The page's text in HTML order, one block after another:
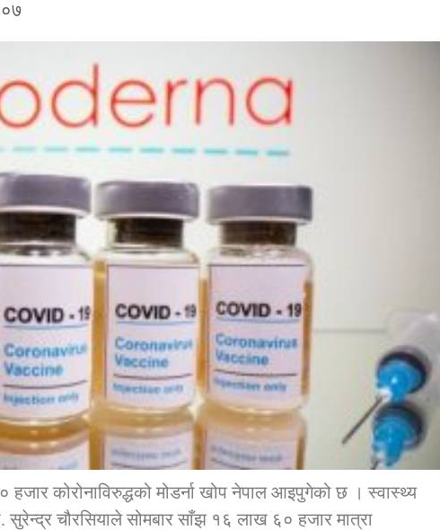
सुचना कार्यक्रम कार्यान्वयन एकाई जुम्लाको सुचना
तातोपानी गाउँपालिका जुम्लाको महिला तथा
लैङ्गिक हिंसा सम्बन्धी सूचना सन्देश
तातोपानी गाउँपालिका जुम्लाको सूचना
कोरोनाविरुद्धको मोडर्ना खोप नेपाल आइपुगेको छ । स्वास्थ्य
सुरेन्द्र चौरसियाले सोमबार साँझ १६ लाख ६० हजार मात्रा